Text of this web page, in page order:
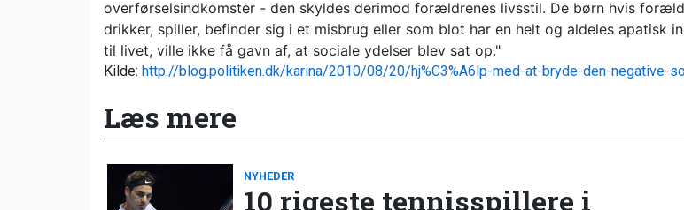
overførselsindkomster - den skyldes derimod forældrenes livsstil. De børn hvis
drikker, spiller, befinder sig i et misbrug eller som blot har en helt og aldeles apatisk
til livet, ville ikke få gavn af, at sociale ydelser blev sat op."
Kilde: http://blog.politiken.dk/karina/2010/08/20/hj%C3%A6lp-med-at-bryde-den-negative-
Læs mere
NYHEDER
10 rigeste tennisspillere i